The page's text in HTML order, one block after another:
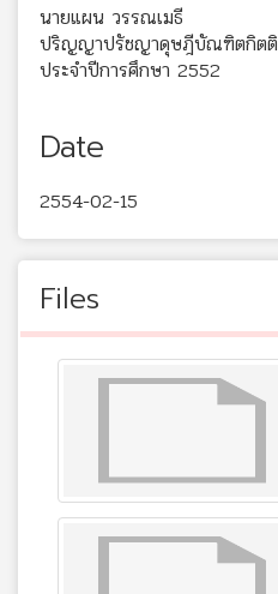
นายแผน วรรณเมธี
ปริญญาปรัชญาดุษฎีบัณฑิตกิตติ
ประจำปีการศึกษา 2552
Date
2554-02-15
Files